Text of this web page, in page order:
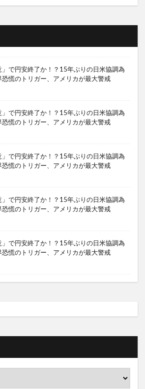
」で円安終了か！？15年ぶりの日米協調為
慌のトリガー、アメリカが最大警戒
」で円安終了か！？15年ぶりの日米協調為
慌のトリガー、アメリカが最大警戒
」で円安終了か！？15年ぶりの日米協調為
慌のトリガー、アメリカが最大警戒
」で円安終了か！？15年ぶりの日米協調為
慌のトリガー、アメリカが最大警戒
」で円安終了か！？15年ぶりの日米協調為
慌のトリガー、アメリカが最大警戒